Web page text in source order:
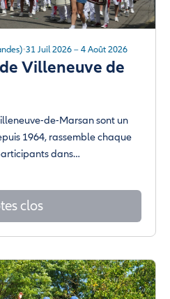
31 Juil 2026 – 4 Août 2026
Villeneuve de
de-Marsan sont un
1964, rassemble chaque
dans…
clos